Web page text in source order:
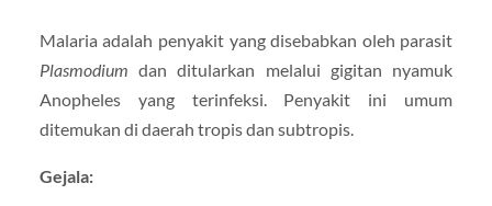
Malaria adalah penyakit yang disebabkan oleh parasit
Plasmodium dan ditularkan melalui gigitan nyamuk
Anopheles yang terinfeksi. Penyakit ini umum
ditemukan di daerah tropis dan subtropis.
Gejala: